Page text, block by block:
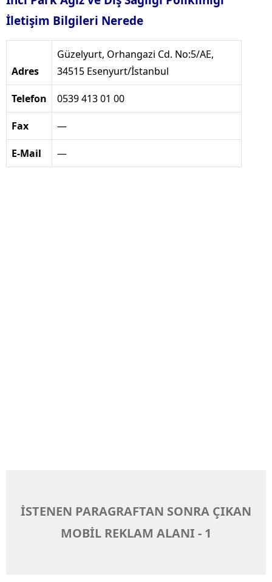
İletişim Bilgileri Nerede
Adres
Güzelyurt, Orhangazi Cd. No:5/AE,
34515 Esenyurt/İstanbul
Telefon 0539 413 01 00
Fax —
E-Mail —
İSTENEN PARAGRAFTAN SONRA ÇIKAN
MOBİL REKLAM ALANI - 1